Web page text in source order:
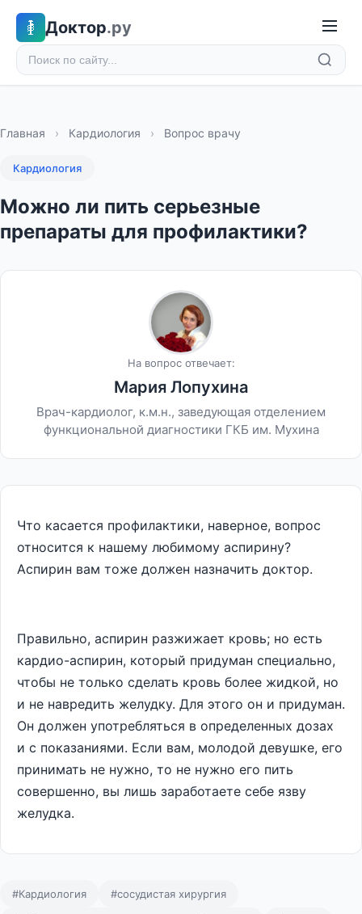
Доктор.ру
Главная › Кардиология › Вопрос врачу
Кардиология
Можно ли пить серьезные
препараты для профилактики?
На вопрос отвечает:
Мария Лопухина
Врач-кардиолог, к.м.н., заведующая отделением
функциональной диагностики ГКБ им. Мухина
Что касается профилактики, наверное, вопрос
относится к нашему любимому аспирину?
Аспирин вам тоже должен назначить доктор.
Правильно, аспирин разжижает кровь; но есть
кардио-аспирин, который придуман специально,
чтобы не только сделать кровь более жидкой, но
и не навредить желудку. Для этого он и придуман.
Он должен употребляться в определенных дозах
и с показаниями. Если вам, молодой девушке, его
принимать не нужно, то не нужно его пить
совершенно, вы лишь заработаете себе язву
желудка.
#Кардиология #сосудистая хирургия